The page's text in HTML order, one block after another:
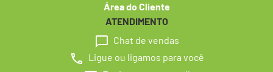
Área do Cliente
ATENDIMENTO
Chat de vendas
Ligue ou ligamos para você